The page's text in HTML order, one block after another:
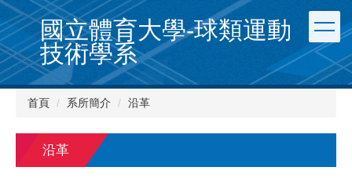
跳
到
主
要
內
國立體育大學-球類運動
技術學系
首頁 系所簡介 沿革
沿革